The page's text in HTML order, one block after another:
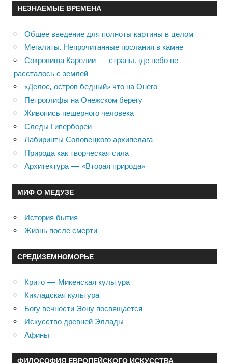
записей
НЕЗНАЕМЫЕ ВРЕМЕНА
Общее введение для полноты картины в целом
Мегалиты: Непрочитанные послания в камне
Сокровища Карелии — страны, где небо не
рассталось с землей
«Делос, остров бедный» что на Онего…
Петроглифы на Онежском берегу
Живопись пещерного человека
Следы Гипербореи
Лабиринты Соловецкого архипелага
Природа как творческая сила
Архитектура — «Вторая природа»
МИФ О МЕДУЗЕ
История бытия
Жизнь после смерти
СРЕДИЗЕМНОМОРЬЕ
Крито — Микенская культура
Кикладская культура
Богу вечности Эону посвящается
Искусство древней Эллады
Афины
ФИЛОСОФИЯ ЕВРОПЕЙСКОГО ИСКУССТВА